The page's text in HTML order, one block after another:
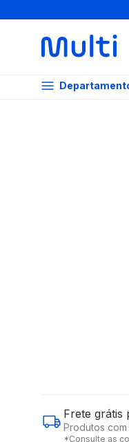
Frete grátis
Produtos
*Consulte as